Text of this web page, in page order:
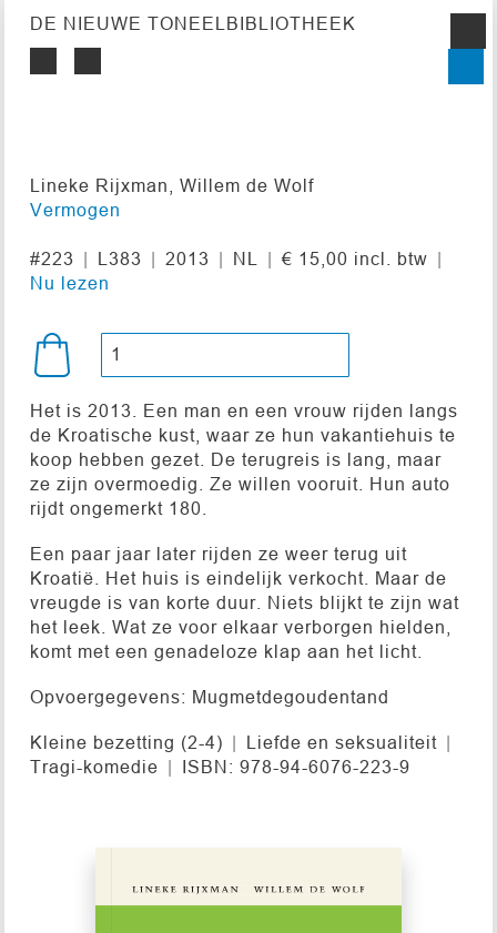
DE NIEUWE TONEELBIBLIOTHEEK
Lineke Rijxman, Willem de Wolf
Vermogen
#223 L383 2013 NL
€ 15,00 incl. btw
Nu lezen
Het is 2013. Een man en een vrouw rijden langs
de Kroatische kust, waar ze hun vakantiehuis te
koop hebben gezet. De terugreis is lang, maar
ze zijn overmoedig. Ze willen vooruit. Hun auto
rijdt ongemerkt 180.
Een paar jaar later rijden ze weer terug uit
Kroatië. Het huis is eindelijk verkocht. Maar de
vreugde is van korte duur. Niets blijkt te zijn wat
het leek. Wat ze voor elkaar verborgen hielden,
komt met een genadeloze klap aan het licht.
Opvoergegevens: Mugmetdegoudentand
Kleine bezetting (2-4)
Liefde en seksualiteit
Tragi-komedie
ISBN: 978-94-6076-223-9